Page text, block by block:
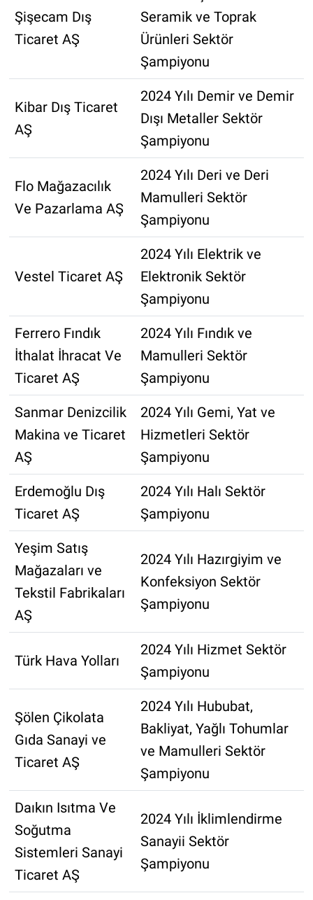
Şişecam Dış
Ticaret AŞ
Seramik ve Toprak
Ürünleri Sektör
Şampiyonu
Kibar Dış Ticaret
AŞ
2024 Yılı Demir ve Demir
Dışı Metaller Sektör
Şampiyonu
Flo Mağazacılık
Ve Pazarlama AŞ
2024 Yılı Deri ve Deri
Mamulleri Sektör
Şampiyonu
Vestel Ticaret AŞ
2024 Yılı Elektrik ve
Elektronik Sektör
Şampiyonu
Ferrero Fındık
İthalat İhracat Ve
Ticaret AŞ
2024 Yılı Fındık ve
Mamulleri Sektör
Şampiyonu
Sanmar Denizcilik
Makina ve Ticaret
AŞ
2024 Yılı Gemi, Yat ve
Hizmetleri Sektör
Şampiyonu
Erdemoğlu Dış
Ticaret AŞ
2024 Yılı Halı Sektör
Şampiyonu
Yeşim Satış
Mağazaları ve
Tekstil Fabrikaları
AŞ
2024 Yılı Hazırgiyim ve
Konfeksiyon Sektör
Şampiyonu
Türk Hava Yolları
2024 Yılı Hizmet Sektör
Şampiyonu
Şölen Çikolata
Gıda Sanayi ve
Ticaret AŞ
2024 Yılı Hububat,
Bakliyat, Yağlı Tohumlar
ve Mamulleri Sektör
Şampiyonu
Daıkın Isıtma Ve
Soğutma
Sistemleri Sanayi
Ticaret AŞ
2024 Yılı İklimlendirme
Sanayii Sektör
Şampiyonu